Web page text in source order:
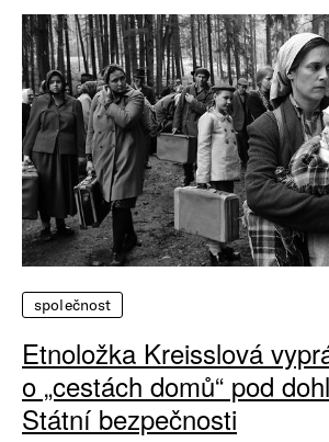
společnost
Etnoložka Kreisslová
o „cestách domů“ pod
Státní bezpečnosti